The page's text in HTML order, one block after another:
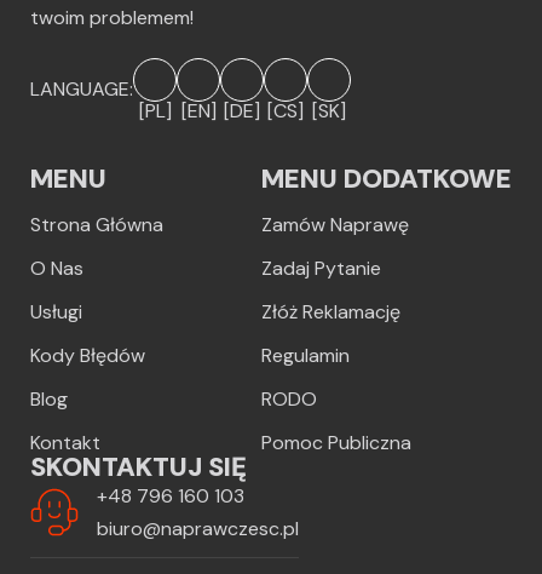
twoim problemem!
LANGUAGE:
[PL] [EN] [DE] [CS] [SK]
MENU
Strona Główna
O Nas
Usługi
Kody Błędów
Blog
Kontakt
MENU DODATKOWE
Zamów Naprawę
Zadaj Pytanie
Złóż Reklamację
Regulamin
RODO
Pomoc Publiczna
SKONTAKTUJ SIĘ
+48 796 160 103
biuro@naprawczesc.pl